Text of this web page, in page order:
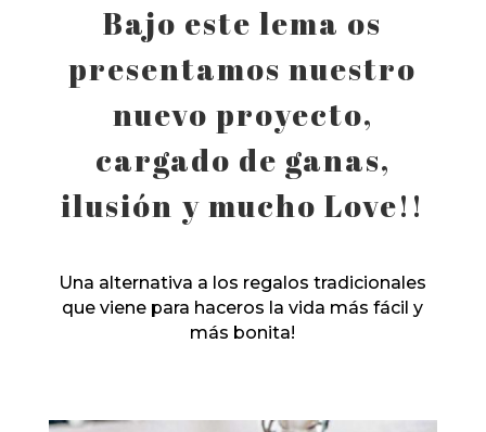
Bajo este lema os
presentamos nuestro
nuevo proyecto,
cargado de ganas,
ilusión y mucho Love!!
Una alternativa a los regalos tradicionales
que viene para haceros la vida más fácil y
más bonita!